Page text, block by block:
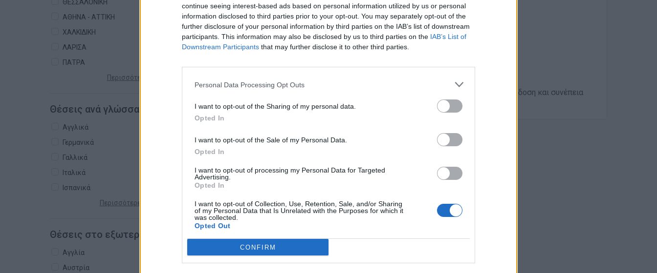
continue seeing interest-based ads based on personal information utilized by us or personal
information disclosed to third parties prior to your opt-out. You may separately opt-out of the
further disclosure of your personal information by third parties on the IAB’s list of downstream
participants. This information may also be disclosed by us to third parties on the IAB’s List of
Downstream Participants that may further disclose it to other third parties.
Personal Data Processing Opt Outs
I want to opt-out of the Sharing of my personal data.
Opted In
I want to opt-out of the Sale of my Personal Data.
Opted In
I want to opt-out of processing my Personal Data for Targeted
Advertising.
Opted In
I want to opt-out of Collection, Use, Retention, Sale, and/or Sharing
of my Personal Data that Is Unrelated with the Purposes for which it
was collected.
Opted Out
CONFIRM
ΘΕΣΣΑΛΟΝΙΚΗ
ΑΘΗΝΑ - ΑΤΤΙΚΗ
ΧΑΛΚΙΔΙΚΗ
ΛΑΡΙΣΑ
ΠΑΤΡΑ
Περισσότερες πόλεις +
Θέσεις ανά γλώσσα
Αγγλικά
Γερμανικά
Γαλλικά
Ιταλικά
Ισπανικά
Περισσότερες γλώσσες +
Θέσεις στο εξωτερικό
Αγγλία
Αυστρία
Προϋπηρεσία σε αντίστοιχη θέση
Παροχές
Πλήρης απασχόληση
Προοπτικές εξέλιξης και σημαντικά καλύτερων αποδοχών για άτομα με απόδοση και συνέπεια